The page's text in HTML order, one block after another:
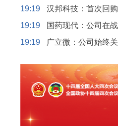
19:19
汉邦科技：首次回
19:19
国药现代：公司在
19:19
广立微：公司始终